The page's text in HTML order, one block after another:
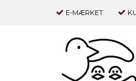
E-MÆRKET